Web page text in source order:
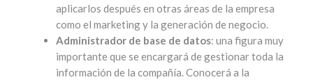
aplicarlos después en otras áreas de la empresa
como el marketing y la generación de negocio.
Administrador de base de datos: una figura muy
importante que se encargará de gestionar toda la
información de la compañía. Conocerá a la